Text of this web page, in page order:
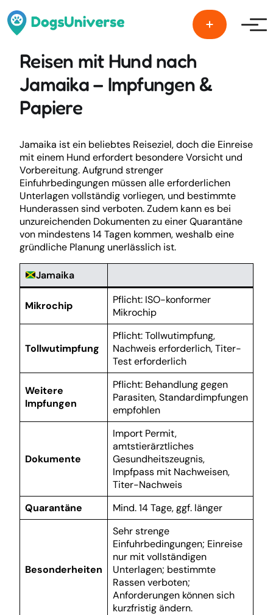
Reisen mit Hund nach
Jamaika – Impfungen &
Papiere
Jamaika ist ein beliebtes Reiseziel, doch die Einreise
mit einem Hund erfordert besondere Vorsicht und
Vorbereitung. Aufgrund strenger
Einfuhrbedingungen müssen alle erforderlichen
Unterlagen vollständig vorliegen, und bestimmte
Hunderassen sind verboten. Zudem kann es bei
unzureichenden Dokumenten zu einer Quarantäne
von mindestens 14 Tagen kommen, weshalb eine
gründliche Planung unerlässlich ist.
Jamaika
Mikrochip
Pflicht: ISO-konformer
Mikrochip
Tollwutimpfung
Pflicht: Tollwutimpfung,
Nachweis erforderlich, Titer-
Test erforderlich
Weitere
Impfungen
Pflicht: Behandlung gegen
Parasiten, Standardimpfungen
empfohlen
Dokumente
Import Permit,
amtstierärztliches
Gesundheitszeugnis,
Impfpass mit Nachweisen,
Titer-Nachweis
Quarantäne
Mind. 14 Tage, ggf. länger
Besonderheiten
Sehr strenge
Einfuhrbedingungen; Einreise
nur mit vollständigen
Unterlagen; bestimmte
Rassen verboten;
Anforderungen können sich
kurzfristig ändern.